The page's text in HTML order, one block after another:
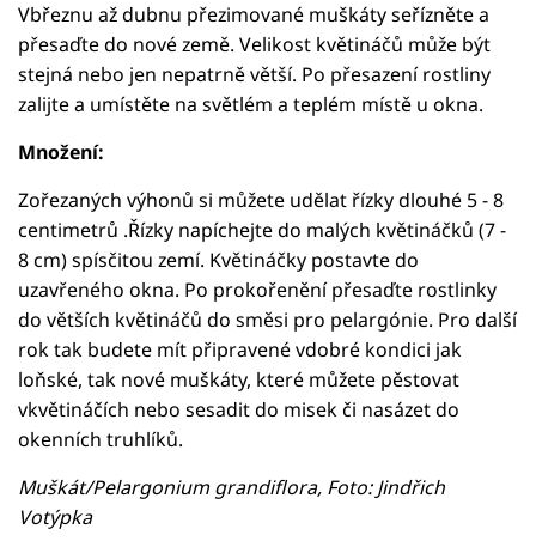
Vbřeznu až dubnu přezimované muškáty seřízněte a
přesaďte do nové země. Velikost květináčů může být
stejná nebo jen nepatrně větší. Po přesazení rostliny
zalijte a umístěte na světlém a teplém místě u okna.
Množení:
Zořezaných výhonů si můžete udělat řízky dlouhé 5 - 8
centimetrů .Řízky napíchejte do malých květináčků (7 -
8 cm) spísčitou zemí. Květináčky postavte do
uzavřeného okna. Po prokořenění přesaďte rostlinky
do větších květináčů do směsi pro pelargónie. Pro další
rok tak budete mít připravené vdobré kondici jak
loňské, tak nové muškáty, které můžete pěstovat
vkvětináčích nebo sesadit do misek či nasázet do
okenních truhlíků.
Muškát/Pelargonium grandiflora, Foto: Jindřich
Votýpka